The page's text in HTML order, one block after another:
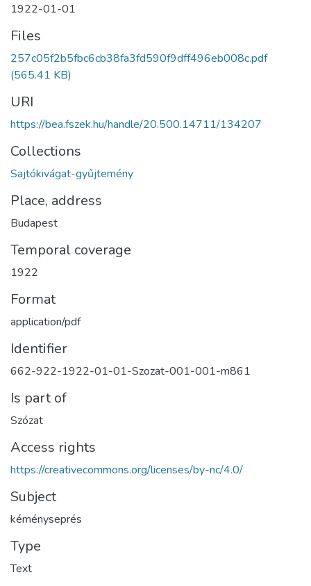
1922-01-01
Files
257c05f2b5fbc6cb38fa3fd590f9dff496eb008c.pdf
(565.41 KB)
URI
https://bea.fszek.hu/handle/20.500.14711/134207
Collections
Sajtókivágat-gyűjtemény
Place, address
Budapest
Temporal coverage
1922
Format
application/pdf
Identifier
662-922-1922-01-01-Szozat-001-001-m861
Is part of
Szózat
Access rights
https://creativecommons.org/licenses/by-nc/4.0/
Subject
kéményseprés
Type
Text